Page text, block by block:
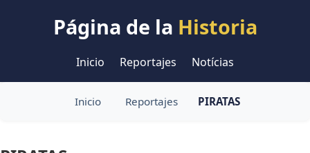
Página de la Historia
Inicio Reportajes Notícias
Inicio Reportajes PIRATAS